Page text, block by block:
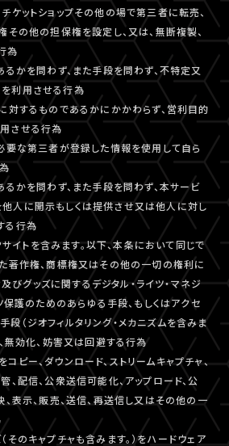
ケットショップその他の場で第三者に転売、
その他の担保権を設定し、又は、無断複製、
為
かを問わず、また手段を問わず、不特定又
利用させる行為
するものであるかにかかわらず、営利目的
させる行為
な第三者が登録した情報を使用して自ら
かを問わず、また手段を問わず、本サービ
人に開示もしくは提供させ又は他人に対し
る行為
イトを含みます。以下、本条において同じで
た著作権、商標権又はその他の一切の権利に
びグッズに関するデジタル・ライツ・マネジ
保護のためのあらゆる手段、もしくはアクセ
（ジオフィルタリング・メカニズムを含みま
、無効化、妨害又は回避する行為
ピー、ダウンロード、ストリームキャプチャ、
、配信、公衆送信可能化、アップロード、公
、表示、販売、送信、再送信し又はその他の一
のキャプチャも含みます。）をハードウェア